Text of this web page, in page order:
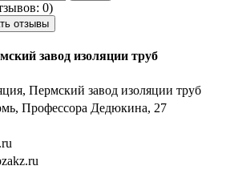
0)
отзывы
завод изоляции труб
Пермский завод изоляции труб
Профессора Дедюкина, 27